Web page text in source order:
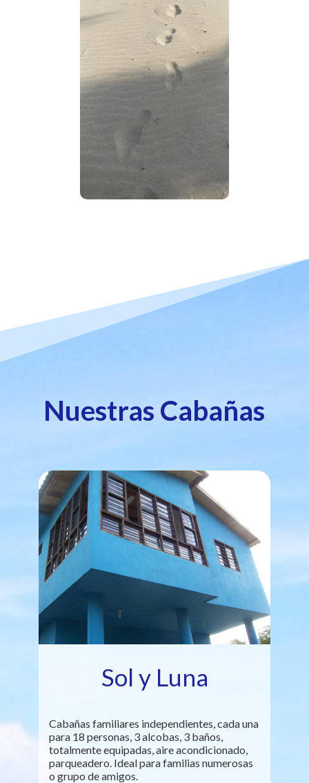
Nuestras Cabañas
Sol y Luna
Cabañas familiares independientes, cada una
para 18 personas, 3 alcobas, 3 baños,
totalmente equipadas, aire acondicionado,
parqueadero. Ideal para familias numerosas
o grupo de amigos.